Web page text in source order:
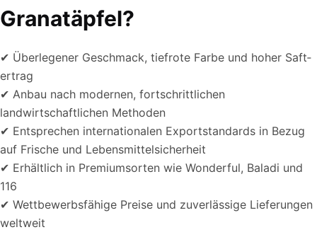
Granatäpfel?
✔ Überlegener Geschmack, tiefrote Farbe und hoher Saft­
ertrag
✔ Anbau nach modernen, fortschrittlichen
landwirtschaftlichen Methoden
✔ Entsprechen internationalen Exportstandards in Bezug
auf Frische und Lebensmittelsicherheit
✔ Erhältlich in Premiumsorten wie Wonderful, Baladi und
116
✔ Wettbewerbsfähige Preise und zuverlässige Lieferungen
weltweit